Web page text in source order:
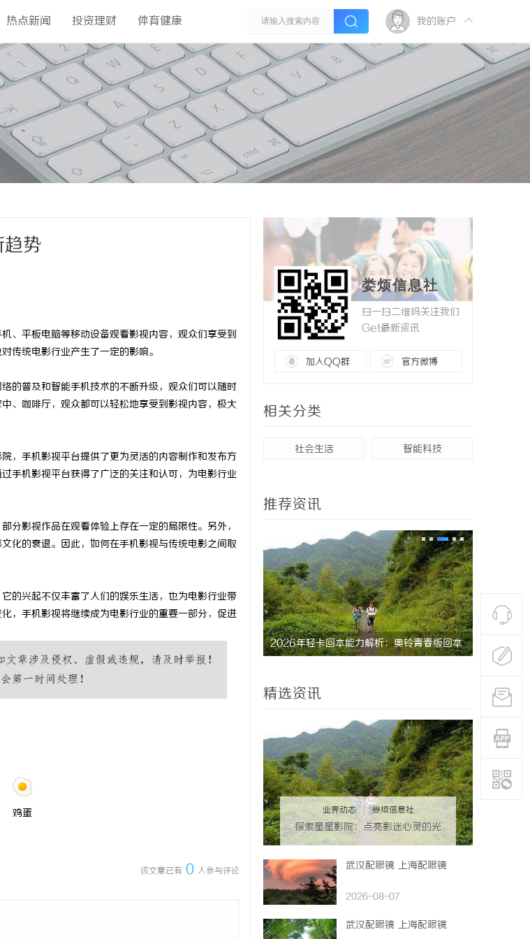
热点新闻 投资理财 体育健康 我的账户
趋势
、平板电脑等移动设备观看影视内容，观众们享受到
传统电影行业产生了一定的影响。
的普及和智能手机技术的不断升级，观众们可以随时
、咖啡厅，观众都可以轻松地享受到影视内容，极大
，手机影视平台提供了更为灵活的内容制作和发布方
手机影视平台获得了广泛的关注和认可，为电影行业
分影视作品在观看体验上存在一定的局限性。另外，
化的衰退。因此，如何在手机影视与传统电影之间取
的兴起不仅丰富了人们的娱乐生活，也为电影行业带
，手机影视将继续成为电影行业的重要一部分，促进
鸡蛋
该文章已有 0 人参与评论
娄烦信息社
扫一扫二维码关注我们
Get最新资讯
加入QQ群 官方微博
相关分类
社会生活 智能科技
推荐资讯
雷？ 全面解析招标采购网在现代采购管理中的重要
作用与应用
2026年轻卡回本能力解析：奥铃青春版回本 武汉配眼
精选资讯
业界动态 娄烦信息社
探索星星影院：点亮影迷心灵的光
辉之地
武汉配眼镜 上海配眼镜
2026-08-07
武汉配眼镜 上海配眼镜